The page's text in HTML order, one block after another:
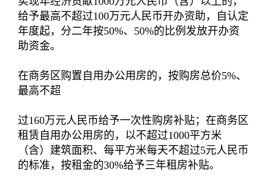
给予最高不超过100万元人民币开办资助，自认定
年度起，分二年按50%、50%的比例发放开办资
助资金。
在商务区购置自用办公用房的，按购房总价5%、
最高不超
过160万元人民币给予一次性购房补贴；在商务区
租赁自用办公用房的，以不超过1000平方米
（含）建筑面积、每平方米每天不超过5元人民币
的标准，按租金的30%给予三年租房补贴。